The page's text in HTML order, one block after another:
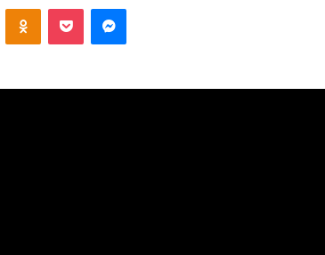
Odnoklassniki
Pocket Messenger